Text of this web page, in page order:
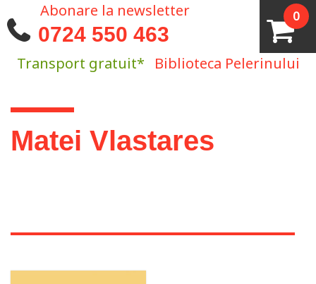
0
Abonare la newsletter
0724 550 463
Transport gratuit* Biblioteca Pelerinului
Eşti aici
Matei Vlastares